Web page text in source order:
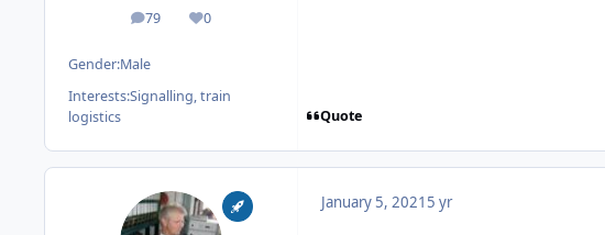
79
posts 0
Reputation
Gender:Male
Interests:Signalling, train
logistics
Quote
January 5, 2021 5 yr